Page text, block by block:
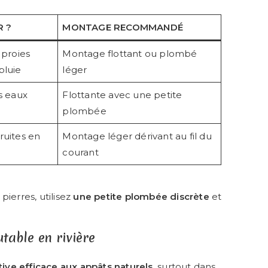
? MONTAGE RECOMMANDÉ
Montage flottant ou plombé
léger
eaux
Flottante avec une petite
plombée
en
Montage léger dérivant au fil du
courant
utilisez une petite plombée discrète et
en rivière